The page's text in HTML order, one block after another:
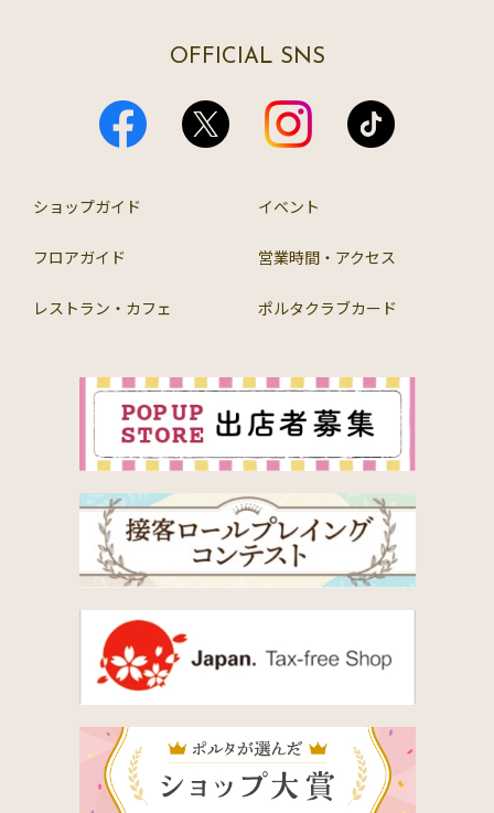
OFFICIAL SNS
ショップガイド イベント
フロアガイド 営業時間・アクセス
レストラン・カフェ ポルタクラブカード